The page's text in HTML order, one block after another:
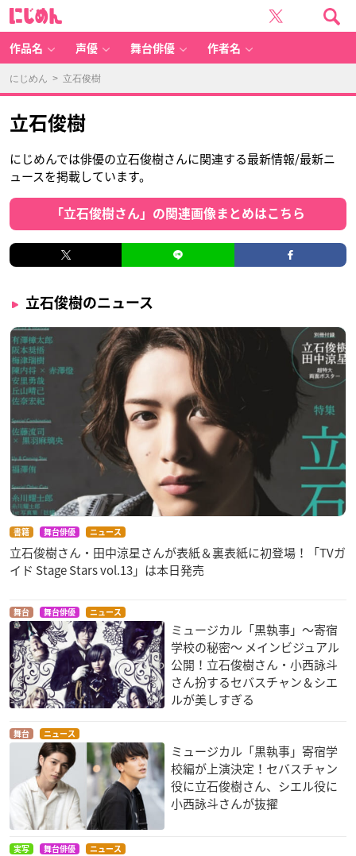
作品名 声優 舞台俳優 作者名
にじめん > 立石俊樹
立石俊樹
にじめんでは俳優の立石俊樹さんに関連する最新情報/最新ニ
ュースを掲載しています。
「立石俊樹さん」の関連画像まとめはこちら
立石俊樹のニュース
書籍 舞台俳優 ニュース
立石俊樹さん・田中涼星さんが表紙＆裏表紙に初登場！「TVガ
イド Stage Stars vol.13」は本日発売
舞台 舞台俳優 ニュース
ミュージカル「黒執事」～寄宿
学校の秘密～ メインビジュアル
公開！立石俊樹さん・小西詠斗
さん扮するセバスチャン＆シエ
ルが美しすぎる
舞台 ニュース
ミュージカル「黒執事」寄宿学
校編が上演決定！セバスチャン
役に立石俊樹さん、シエル役に
小西詠斗さんが抜擢
実写 舞台俳優 ニュース